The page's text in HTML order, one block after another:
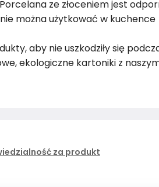
Porcelana ze złoceniem jest
można użytkować w kuchence
aby nie uszkodziły się
ekologiczne kartoniki z
za produkt